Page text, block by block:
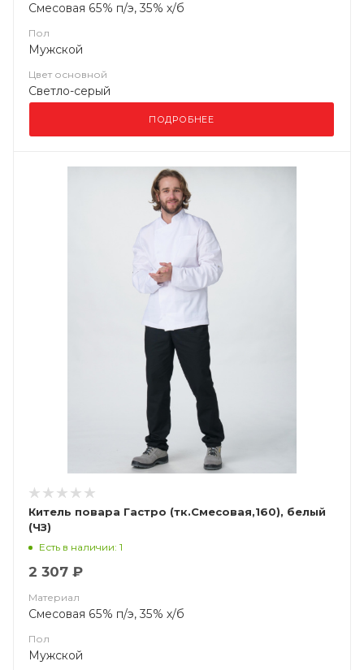
Смесовая 65% п/э, 35% х/б
Пол
Мужской
Цвет основной
Светло-серый
ПОДРОБНЕЕ
Китель повара Гастро (тк.Смесовая,160), белый
(ЧЗ)
Есть в наличии: 1
2 307 ₽
Материал
Смесовая 65% п/э, 35% х/б
Пол
Мужской